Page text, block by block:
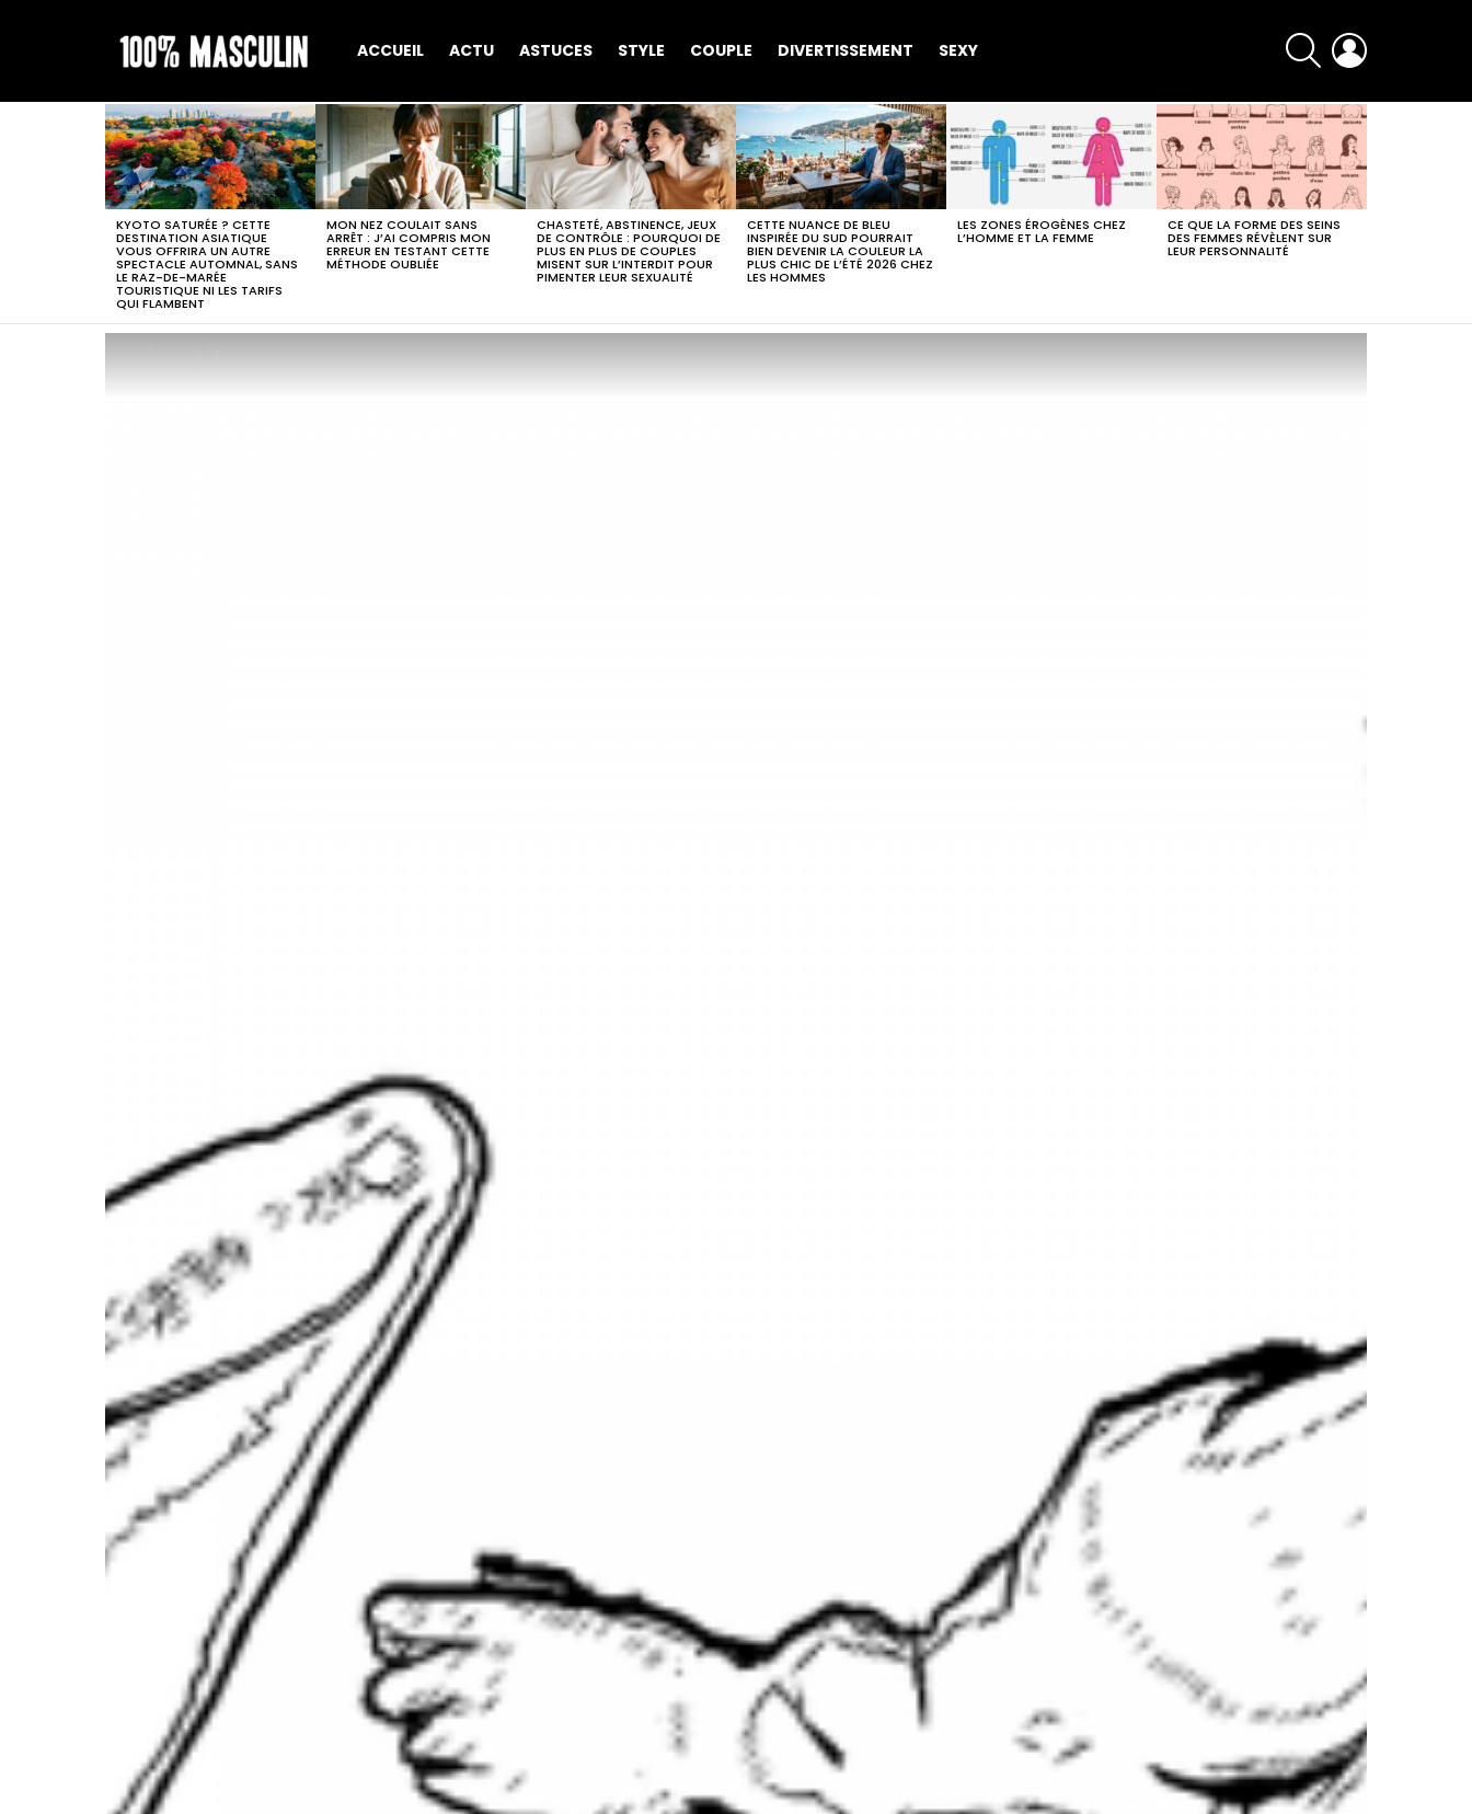
ACCUEIL ACTU ASTUCES STYLE COUPLE DIVERTISSEMENT SEXY
SEARCH
MOST
VIEWED
STORIES
KYOTO SATURÉE ? CETTE
DESTINATION ASIATIQUE
VOUS OFFRIRA UN AUTRE
SPECTACLE AUTOMNAL, SANS
LE RAZ-DE-MARÉE
TOURISTIQUE NI LES TARIFS
QUI FLAMBENT
MON NEZ COULAIT SANS
ARRÊT : J’AI COMPRIS MON
ERREUR EN TESTANT CETTE
MÉTHODE OUBLIÉE
CHASTETÉ, ABSTINENCE, JEUX
DE CONTRÔLE : POURQUOI DE
PLUS EN PLUS DE COUPLES
MISENT SUR L’INTERDIT POUR
PIMENTER LEUR SEXUALITÉ
CETTE NUANCE DE BLEU
INSPIRÉE DU SUD POURRAIT
BIEN DEVENIR LA COULEUR LA
PLUS CHIC DE L’ÉTÉ 2026 CHEZ
LES HOMMES
LES ZONES ÉROGÈNES CHEZ
L’HOMME ET LA FEMME
CE QUE LA FORME DES SEINS
DES FEMMES RÉVÈLENT SUR
LEUR PERSONNALITÉ